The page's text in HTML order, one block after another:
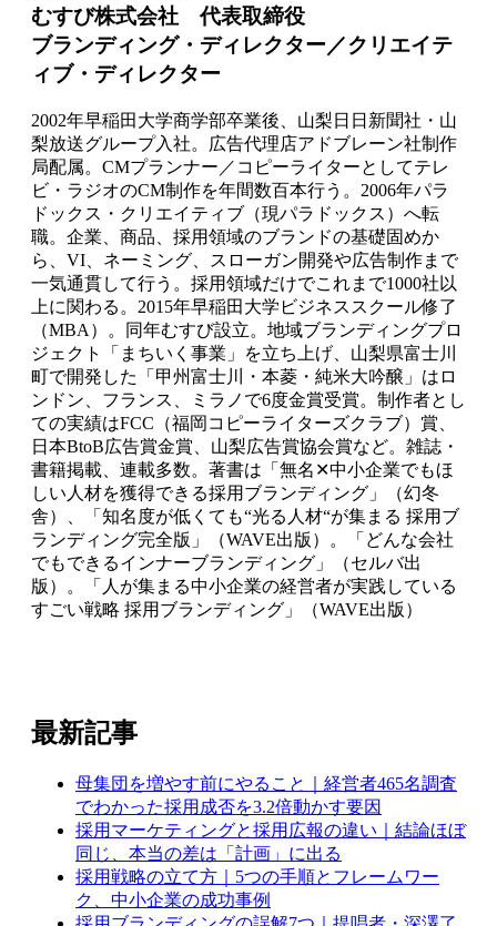
むすび株式会社 代表取締役
ブランディング・ディレクター／クリエイテ
ィブ・ディレクター
2002年早稲田大学商学部卒業後、山梨日日新聞社・山
梨放送グループ入社。広告代理店アドブレーン社制作
局配属。CMプランナー／コピーライターとしてテレ
ビ・ラジオのCM制作を年間数百本行う。2006年パラ
ドックス・クリエイティブ（現パラドックス）へ転
職。企業、商品、採用領域のブランドの基礎固めか
ら、VI、ネーミング、スローガン開発や広告制作まで
一気通貫して行う。採用領域だけでこれまで1000社以
上に関わる。2015年早稲田大学ビジネススクール修了
（MBA）。同年むすび設立。地域ブランディングプロ
ジェクト「まちいく事業」を立ち上げ、山梨県富士川
町で開発した「甲州富士川・本菱・純米大吟醸」はロ
ンドン、フランス、ミラノで6度金賞受賞。制作者とし
ての実績はFCC（福岡コピーライターズクラブ）賞、
日本BtoB広告賞金賞、山梨広告賞協会賞など。雑誌・
書籍掲載、連載多数。著書は「無名✕中小企業でもほ
しい人材を獲得できる採用ブランディング」（幻冬
舎）、「知名度が低くても“光る人材“が集まる 採用ブ
ランディング完全版」（WAVE出版）。「どんな会社
でもできるインナーブランディング」（セルバ出
版）。「人が集まる中小企業の経営者が実践している
すごい戦略 採用ブランディング」（WAVE出版）
最新記事
母集団を増やす前にやること｜経営者465名調査
でわかった採用成否を3.2倍動かす要因
採用マーケティングと採用広報の違い｜結論ほぼ
同じ、本当の差は「計画」に出る
採用戦略の立て方｜5つの手順とフレームワー
ク、中小企業の成功事例